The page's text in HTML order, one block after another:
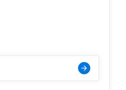
arrow_forward